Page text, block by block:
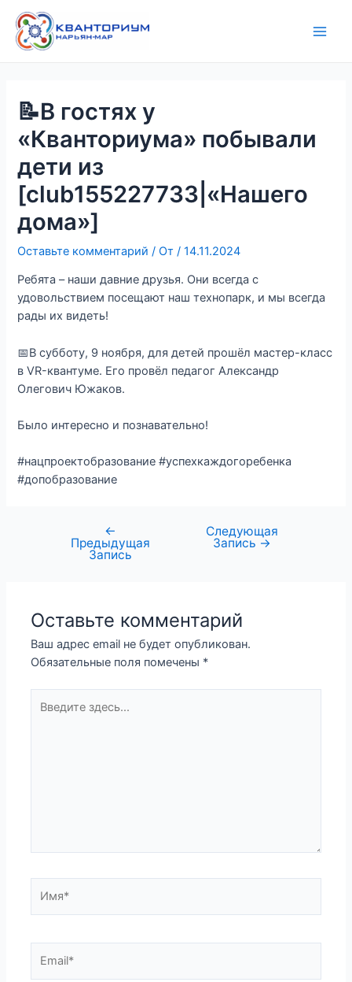
содержимому
📝В гостях у
«Кванториума» побывали
дети из
[club155227733|«Нашего
дома»]
Оставьте комментарий / От/14.11.2024
Ребята – наши давние друзья. Они всегда с
удовольствием посещают наш технопарк, и мы всегда
рады их видеть!
📅В субботу, 9 ноября, для детей прошёл мастер-класс
в VR-квантуме. Его провёл педагог Александр
Олегович Южаков.
Было интересно и познавательно!
#нацпроектобразование #успехкаждогоребенка
#допобразование
по
записям
←
Предыдущая
Запись
Следующая
Запись →
Оставьте комментарий
Ваш адрес email не будет опубликован.
Обязательные поля помечены *
здесь...